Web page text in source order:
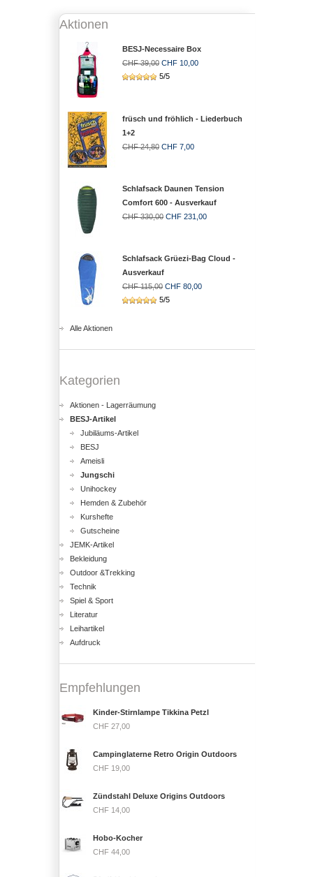
Aktionen
BESJ-Necessaire Box
CHF 39,00 CHF 10,00
5/5
früsch und fröhlich - Liederbuch
1+2
CHF 24,80 CHF 7,00
Schlafsack Daunen Tension
Comfort 600 - Ausverkauf
CHF 330,00 CHF 231,00
Schlafsack Grüezi-Bag Cloud -
Ausverkauf
CHF 115,00 CHF 80,00
5/5
Alle Aktionen
Kategorien
Aktionen - Lagerräumung
BESJ-Artikel
Jubiläums-Artikel
BESJ
Ameisli
Jungschi
Unihockey
Hemden & Zubehör
Kurshefte
Gutscheine
JEMK-Artikel
Bekleidung
Outdoor &Trekking
Technik
Spiel & Sport
Literatur
Leihartikel
Aufdruck
Empfehlungen
Kinder-Stirnlampe Tikkina Petzl
CHF 27,00
Campinglaterne Retro Origin Outdoors
CHF 19,00
Zündstahl Deluxe Origins Outdoors
CHF 14,00
Hobo-Kocher
CHF 44,00